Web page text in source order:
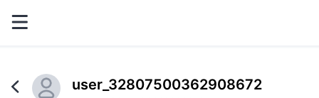
user_32807500362908672